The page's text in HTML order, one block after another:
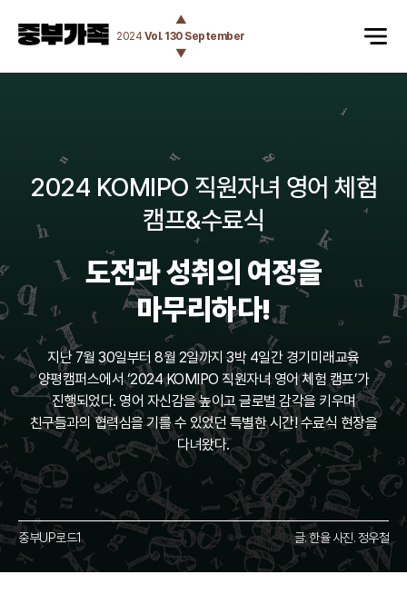
▲
2024 Vol. 130 September
▼
2024 KOMIPO 직원자녀 영어 체험
캠프&수료식
도전과 성취의 여정을
마무리하다!
지난 7월 30일부터 8월 2일까지 3박 4일간 경기미래교육
양평캠퍼스에서 ‘2024 KOMIPO 직원자녀 영어 체험 캠프’가
진행되었다. 영어 자신감을 높이고 글로벌 감각을 키우며
친구들과의 협력심을 기를 수 있었던 특별한 시간! 수료식 현장을
다녀왔다.
중부UP로드1 글. 한율 사진. 정우철